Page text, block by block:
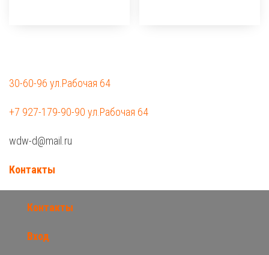
30-60-96 ул.Рабочая 64
+7 927-179-90-90 ул.Рабочая 64
wdw-d@mail.ru
Контакты
Контакты
Вход